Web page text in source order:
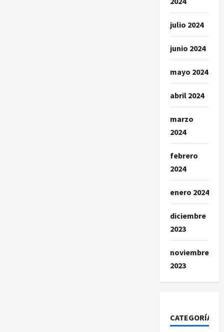
julio 2024
junio 2024
mayo 2024
abril 2024
marzo
2024
febrero
2024
enero 2024
diciembre
2023
noviembre
2023
CATEGORÍAS